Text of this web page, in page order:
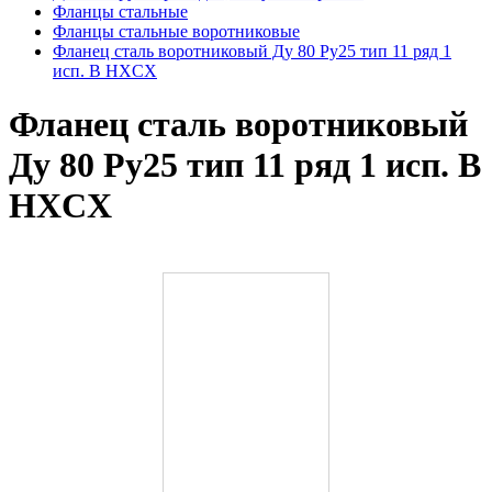
Фланцы стальные
Фланцы стальные воротниковые
Фланец сталь воротниковый Ду 80 Ру25 тип 11 ряд 1
исп. B HXCX
Фланец сталь воротниковый
Ду 80 Ру25 тип 11 ряд 1 исп. B
HXCX